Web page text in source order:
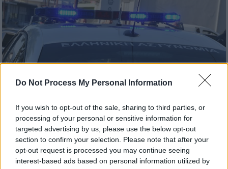
Do Not Process My Personal Information
If you wish to opt-out of the sale, sharing to third parties, or
processing of your personal or sensitive information for
targeted advertising by us, please use the below opt-out
section to confirm your selection. Please note that after your
opt-out request is processed you may continue seeing
interest-based ads based on personal information utilized by
(Βασίλης Παπαδόπουλος/Eurokinissi)
Προσθέστε το ΕΘΝΟΣ στη Google